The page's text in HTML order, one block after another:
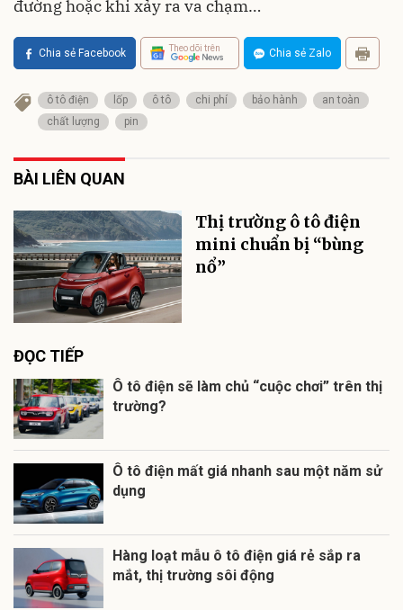
đường hoặc khi xảy ra va chạm…
Chia sẻ Facebook Theo dõi trên Chia sẻ Zalo
ô tô điện lốp ô tô chi phí bảo hành
an toàn
chất lượng
pin
BÀI LIÊN QUAN
Thị trường ô tô điện
mini chuẩn bị “bùng
nổ”
ĐỌC TIẾP
Ô tô điện sẽ làm chủ “cuộc chơi” trên thị
trường?
Ô tô điện mất giá nhanh sau một năm sử
dụng
Hàng loạt mẫu ô tô điện giá rẻ sắp ra
mắt, thị trường sôi động